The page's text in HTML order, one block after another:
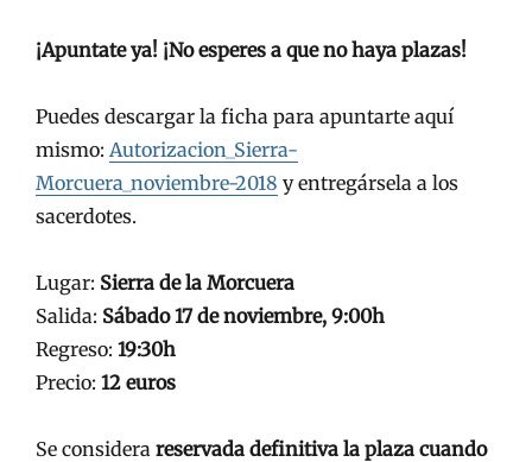
¡Apuntate ya! ¡No esperes a que no haya plazas!
Puedes descargar la ficha para apuntarte aquí
mismo: Autorizacion_Sierra-
Morcuera_noviembre-2018 y entregársela a los
sacerdotes.
Lugar: Sierra de la Morcuera
Salida: Sábado 17 de noviembre, 9:00h
Regreso: 19:30h
Precio: 12 euros
Se considera reservada definitiva la plaza cuando